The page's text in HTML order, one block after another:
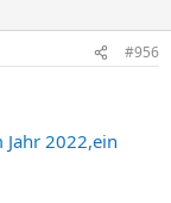
#956
2022,ein